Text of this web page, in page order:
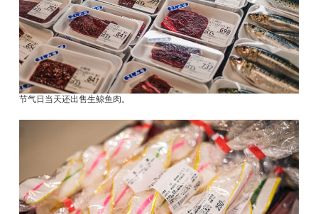
节气日当天还出售生鲸鱼肉。